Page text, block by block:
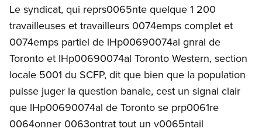
Le syndicat, qui reprs0065nte quelque 1 200
travailleuses et travailleurs 0074emps complet et
0074emps partiel de lHp00690074al gnral de
Toronto et lHp00690074al Toronto Western, section
locale 5001 du SCFP, dit que bien que la population
puisse juger la question banale, cest un signal clair
que lHp00690074al de Toronto se prp0061re
0064onner 0063ontrat tout un v0065ntail